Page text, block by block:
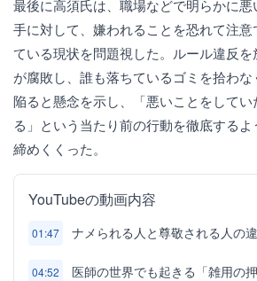
最後に高須氏は、職場などで明らかに
手に対して、嫌われることを恐れて注意
ている現状を問題視した。ルール違反
が腐敗し、誰も落ちているゴミを拾わ
陥ると懸念を示し、「悪いことをして
る」という当たり前の行動を徹底する
締めくくった。
YouTubeの動画内容
01:47 ナメられる人と尊敬される人の
04:52 医師の世界でも起きる「雑用の